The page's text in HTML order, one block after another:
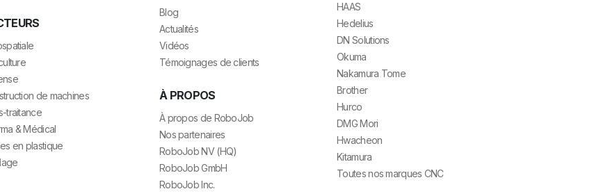
de machines
traitance
& Médical
en plastique
Blog
Actualités
Vidéos
Témoignages de clients
À PROPOS
À propos de RoboJob
Nos partenaires
RoboJob NV (HQ)
RoboJob GmbH
RoboJob Inc.
HAAS
Hedelius
DN Solutions
Okuma
Nakamura Tome
Brother
Hurco
DMG Mori
Hwacheon
Kitamura
Toutes nos marques CNC